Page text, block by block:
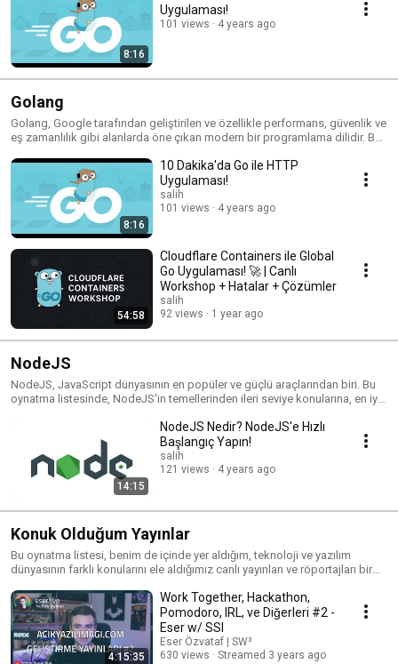
8:16
Uygulaması!
101 views 4 years ago
Golang
Golang, Google tarafından geliştirilen ve özellikle performans, güvenlik ve
eş zamanlılık gibi alanlarda öne çıkan modern bir programlama dilidir. Bu
geliştirilmesine kadar her şeyi bulabilirsiniz. Temiz kod yazma
tekniklerinden, mikroservis mimarilerine, Go ile yapılabilecek her şeye dair
pratik ve teorik bilgilerle donatılmış içerikleri keşfedin. Go ile kodlama
yolculuğunuz burada başlıyor!
8:16
10 Dakika'da Go ile HTTP
Uygulaması!
salih
101 views
4 years ago
54:58
Cloudflare Containers ile Global
Go Uygulaması! 🚀 | Canlı
Workshop + Hatalar + Çözümler
salih
92 views
1 year ago
NodeJS
NodeJS, JavaScript dünyasının en popüler ve güçlü araçlarından biri. Bu
oynatma listesinde, NodeJS'in temellerinden ileri seviye konularına, en iyi
içerik sunuyorum. Hem yeni başlayanlar için rehber niteliğinde videolar
hem de deneyimli geliştiriciler için derin dalışlar bulacaksınız. NodeJS ile
uygulamalarınızı bir üst seviyeye taşıyın!
14:15
NodeJS Nedir? NodeJS'e Hızlı
Başlangıç Yapın!
salih
121 views
4 years ago
Konuk Olduğum Yayınlar
Bu oynatma listesi, benim de içinde yer aldığım, teknoloji ve yazılım
dünyasının farklı konularını ele aldığımız canlı yayınları ve röportajları bir
sohbetlerde, tecrübelerimi paylaşıyor ve sektördeki son gelişmeleri
tartışıyorum. Sektörün içinden bilgiler, deneyimler ve çok daha fazlası için
takipte kalın!
4:15:35
Work Together, Hackathon,
Pomodoro, IRL, ve Diğerleri #2 -
Eser w/ SSI
Eser Özvataf | SW³
630 views
Streamed 3 years ago